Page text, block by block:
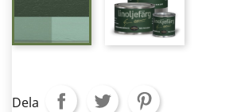
Dela